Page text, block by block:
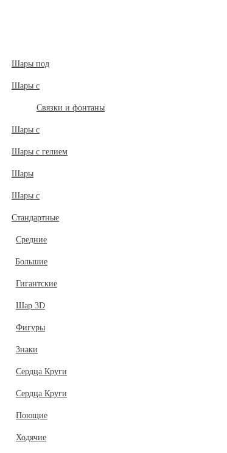
Шары под
Шары с
Связки и фонтаны
Шары с
Шары с гелием
Шары
Шары с
Стандартные
Средние
Большие
Гигантские
Шар 3D
Фигуры
Знаки
Сердца Круги
Сердца Круги
Поющие
Ходячие